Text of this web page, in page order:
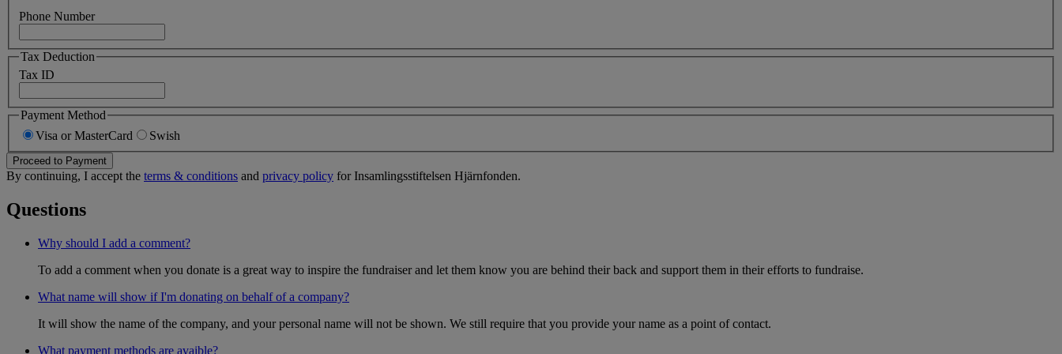
Phone Number
Tax Deduction
Tax ID
Payment Method
Visa or MasterCard
Swish
Proceed to Payment
By continuing, I accept the terms & conditions and privacy policy for Insamlingsstiftelsen Hjärnfonden.
Questions
Why should I add a comment?
To add a comment when you donate is a great way to inspire the fundraiser and let them know you are behind their back and support them in their efforts to fundraise.
What name will show if I'm donating on behalf of a company?
It will show the name of the company, and your personal name will not be shown. We still require that you provide your name as a point of contact.
What payment methods are avaible?